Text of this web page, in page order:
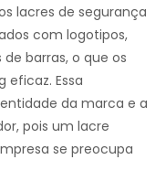
lacres de segurança
com logotipos,
barras, o que os
Essa
da marca e a
pois um lacre
se preocupa